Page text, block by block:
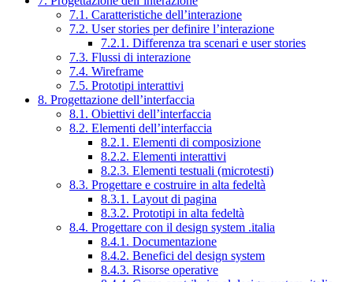
7.1. Caratteristiche dell’interazione
7.2. User stories per definire l’interazione
7.2.1. Differenza tra scenari e user stories
7.3. Flussi di interazione
7.4. Wireframe
7.5. Prototipi interattivi
8. Progettazione dell’interfaccia
8.1. Obiettivi dell’interfaccia
8.2. Elementi dell’interfaccia
8.2.1. Elementi di composizione
8.2.2. Elementi interattivi
8.2.3. Elementi testuali (microtesti)
8.3. Progettare e costruire in alta fedeltà
8.3.1. Layout di pagina
8.3.2. Prototipi in alta fedeltà
8.4. Progettare con il design system .italia
8.4.1. Documentazione
8.4.2. Benefici del design system
8.4.3. Risorse operative